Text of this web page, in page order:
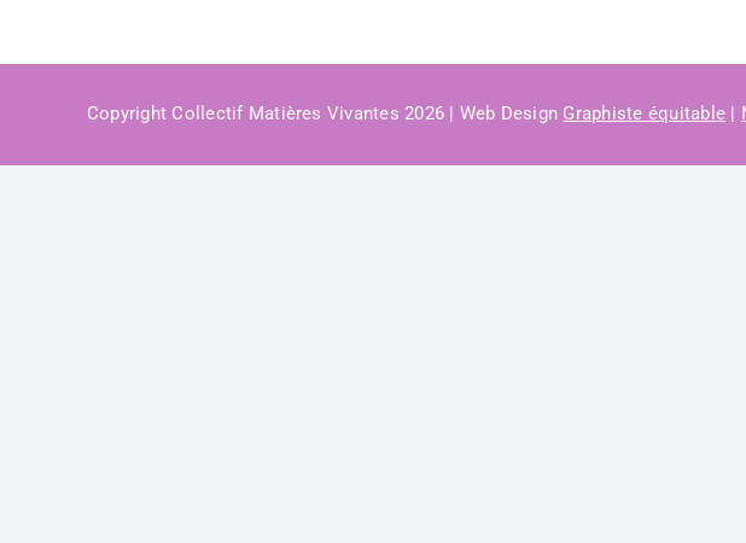
Copyright Collectif Matières Vivantes 2026 | Web Design Graphiste équitable |